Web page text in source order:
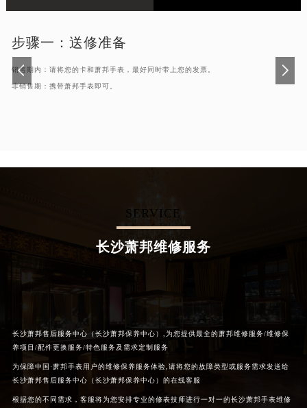
步骤一： 送修准备
销售期内：请将您的卡和萧邦手表，最好同时带上您的发票。
非销售期：携带萧邦手表即可。
SERVICE
长沙萧邦维修服务
长沙萧邦售后服务中心（长沙萧邦保养中心）,为您提供最全的萧邦维修服务/维修保
养项目/配件更换服务/特色服务及需求定制服务
为保障中国·萧邦手表用户的维修保养服务体验,请将您的故障类型或服务需求发送给
长沙萧邦售后服务中心（长沙萧邦保养中心）的在线客服
根据您的不同需求，客服将为您安排专业的修表技师进行一对一的长沙萧邦手表维修